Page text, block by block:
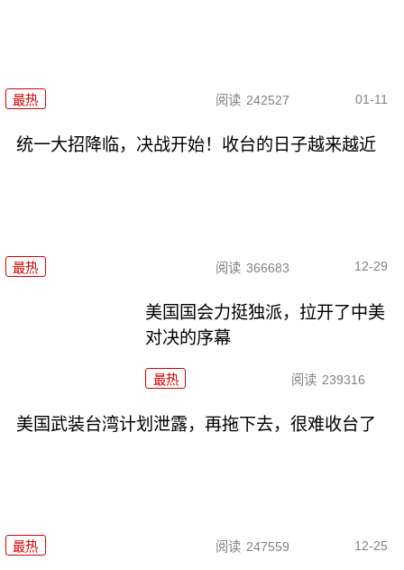
最热 阅读 242527 01-11
统一大招降临，决战开始！收台的日子越来越近
最热 阅读 366683 12-29
美国国会力挺独派，拉开了中美
对决的序幕
最热 阅读 239316
美国武装台湾计划泄露，再拖下去，很难收台了
最热 阅读 247559 12-25